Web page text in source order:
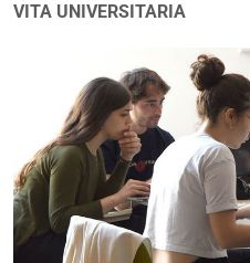
VITA UNIVERSITARIA